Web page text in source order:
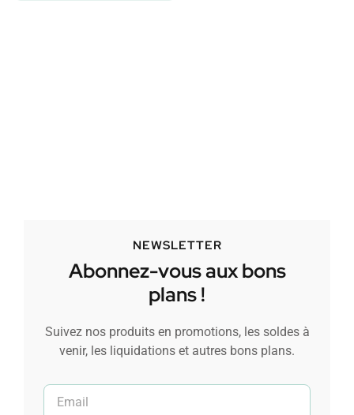
NEWSLETTER
Abonnez-vous aux bons
plans !
Suivez nos produits en promotions, les soldes à
venir, les liquidations et autres bons plans.